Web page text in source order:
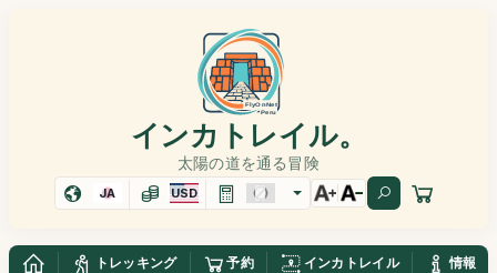
インカトレイル。
太陽の道を通る冒険
JA USD
トレッキング 予約 インカトレイル
情報